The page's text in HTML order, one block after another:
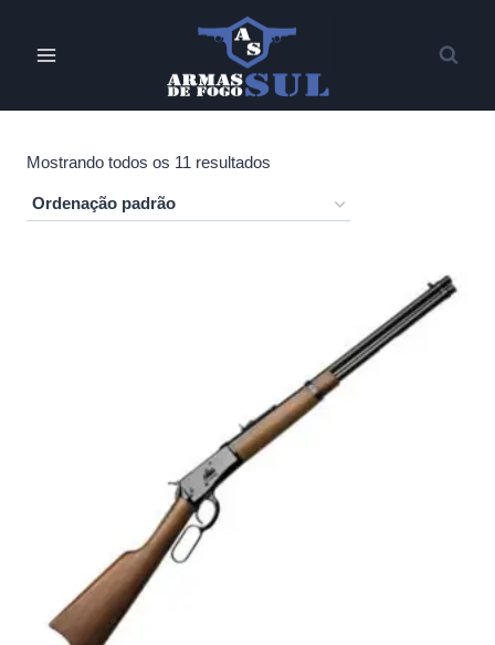
Mostrando todos os 11 resultados